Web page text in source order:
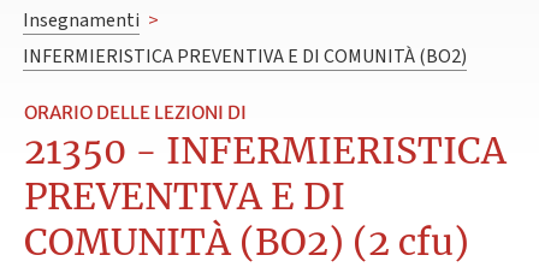
Insegnamenti >
INFERMIERISTICA PREVENTIVA E DI COMUNITÀ (BO2)
ORARIO DELLE LEZIONI DI
21350 - INFERMIERISTICA
PREVENTIVA E DI
COMUNITÀ (BO2) (2 cfu)